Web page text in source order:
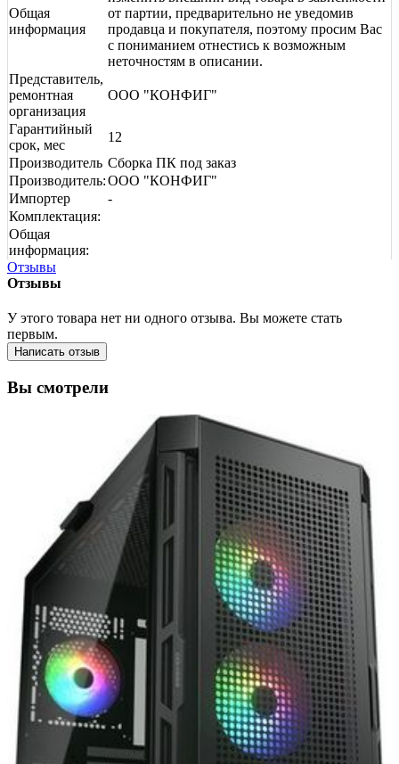
Общая
информация
от партии, предварительно не уведомив
продавца и покупателя, поэтому просим Вас
с пониманием отнестись к возможным
неточностям в описании.
Представитель,
ремонтная
организация
ООО "КОНФИГ"
Гарантийный
срок, мес
12
Производитель Сборка ПК под заказ
Производитель:ООО "КОНФИГ"
Импортер
-
Комплектация:
Общая
информация:
Отзывы
Отзывы
У этого товара нет ни одного отзыва. Вы можете стать
первым.
Написать отзыв
Вы смотрели